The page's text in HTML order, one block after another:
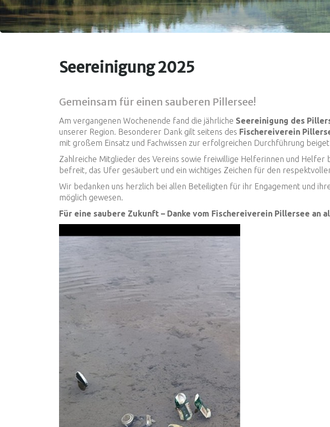
Seereinigung 2025
Gemeinsam für einen sauberen Pillersee!
Am vergangenen Wochenende fand die jährliche Seereinigung des
unserer Region. Besonderer Dank gilt seitens des Fischereiverein
mit großem Einsatz und Fachwissen zur erfolgreichen Durchführung
Zahlreiche Mitglieder des Vereins sowie freiwillige Helferinnen und
befreit, das Ufer gesäubert und ein wichtiges Zeichen für den
Wir bedanken uns herzlich bei allen Beteiligten für ihr Engagement und
möglich gewesen.
Für eine saubere Zukunft – Danke vom Fischereiverein Pillersee an